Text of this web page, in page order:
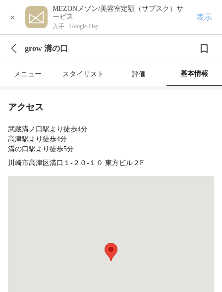
×
MEZONメゾン/美容室定額（サブスク）サ
ービス
入手 - Google Play
表示
grow 溝の口
メニュー スタイリスト 評価 基本情報
アクセス
武蔵溝ノ口駅より徒歩4分
高津駅より徒歩4分
溝の口駅より徒歩5分
川崎市高津区溝口１-２０-１０ 東方ビル２F